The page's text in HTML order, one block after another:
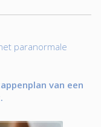
paranormale
van een